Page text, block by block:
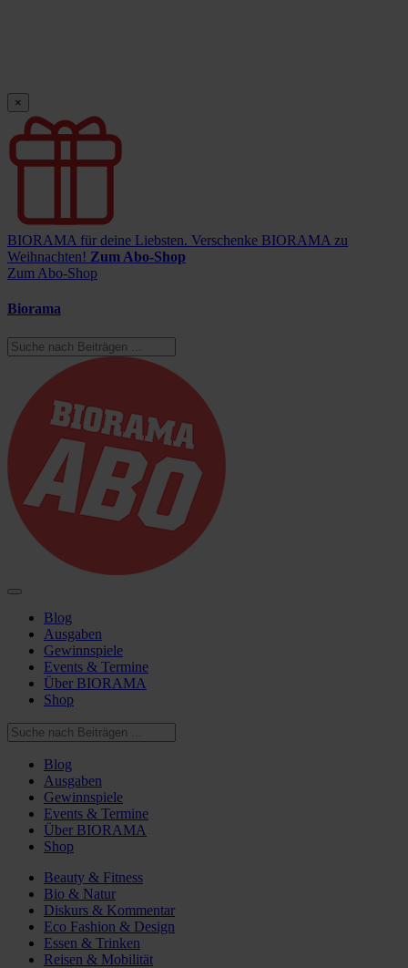
×
BIORAMA für deine Liebsten. Verschenke BIORAMA zu
Weihnachten! Zum Abo-Shop
Zum Abo-Shop
Biorama
Blog
Ausgaben
Gewinnspiele
Events & Termine
Über BIORAMA
Shop
Blog
Ausgaben
Gewinnspiele
Events & Termine
Über BIORAMA
Shop
Beauty & Fitness
Bio & Natur
Diskurs & Kommentar
Eco Fashion & Design
Essen & Trinken
Reisen & Mobilität